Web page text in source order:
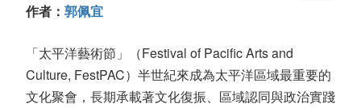
作者： 郭佩宜
「太平洋藝術節」（Festival of Pacific Arts and
Culture, FestPAC）半世紀來成為太平洋區域最重要的
文化聚會，長期承載著文化復振、區域認同與政治實踐